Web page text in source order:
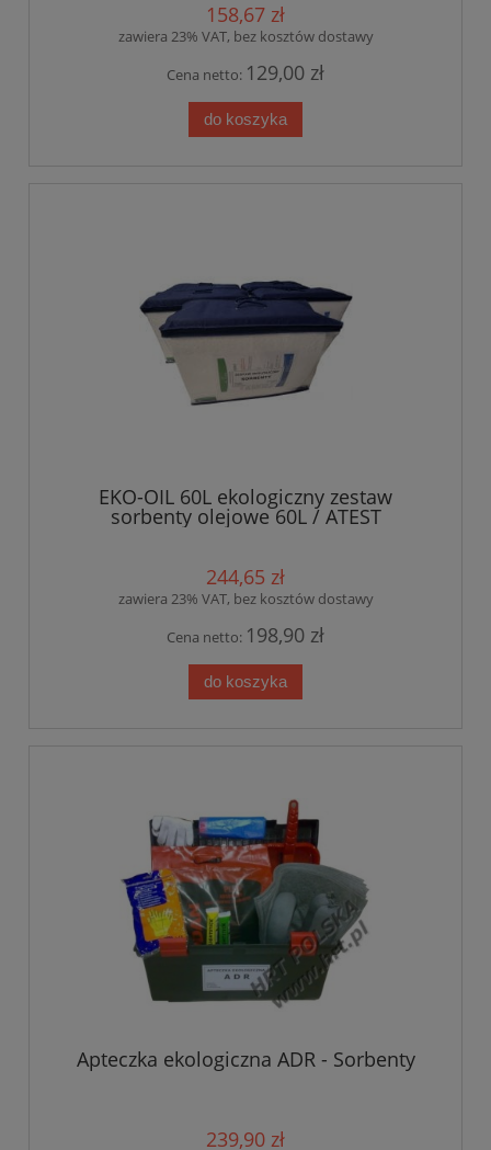
158,67 zł
zawiera 23% VAT, bez kosztów dostawy
Cena netto: 129,00 zł
do koszyka
EKO-OIL 60L ekologiczny zestaw
sorbenty olejowe 60L / ATEST
244,65 zł
zawiera 23% VAT, bez kosztów dostawy
Cena netto: 198,90 zł
do koszyka
Apteczka ekologiczna ADR - Sorbenty
239,90 zł